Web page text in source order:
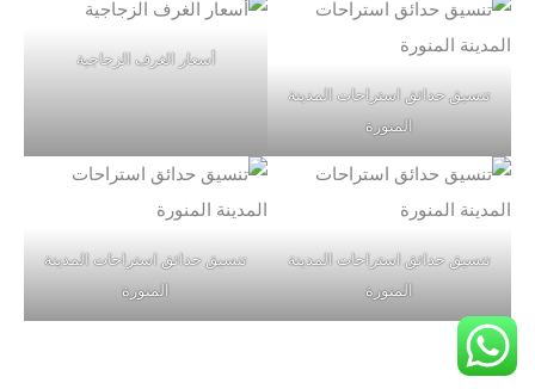
تنسيق حدائق استراحات المدينة
المنورة
أسعار الغرف الزجاجية
تنسيق حدائق استراحات المدينة
المنورة
تنسيق حدائق استراحات المدينة
المنورة